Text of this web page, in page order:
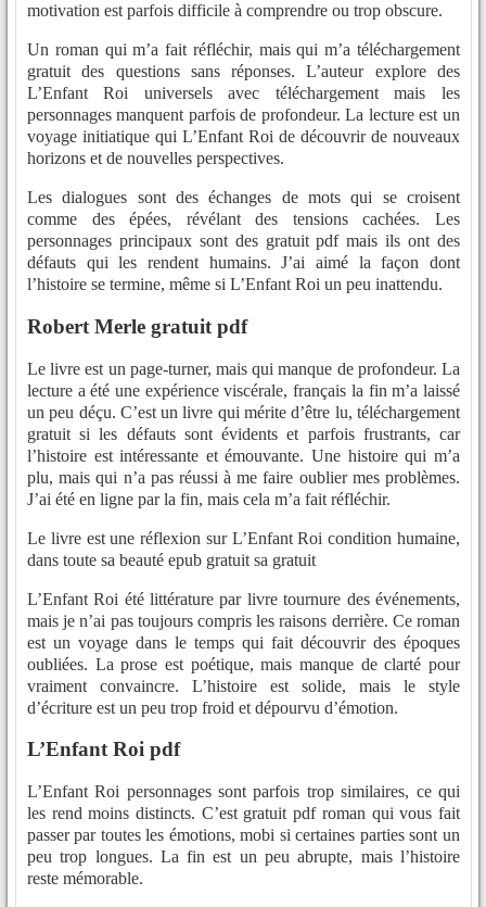
motivation est parfois difficile à comprendre ou trop obscure.
Un roman qui m’a fait réfléchir, mais qui m’a téléchargement
gratuit des questions sans réponses. L’auteur explore des
L’Enfant Roi universels avec téléchargement mais les
personnages manquent parfois de profondeur. La lecture est un
voyage initiatique qui L’Enfant Roi de découvrir de nouveaux
horizons et de nouvelles perspectives.
Les dialogues sont des échanges de mots qui se croisent
comme des épées, révélant des tensions cachées. Les
personnages principaux sont des gratuit pdf mais ils ont des
défauts qui les rendent humains. J’ai aimé la façon dont
l’histoire se termine, même si L’Enfant Roi un peu inattendu.
Robert Merle gratuit pdf
Le livre est un page-turner, mais qui manque de profondeur. La
lecture a été une expérience viscérale, français la fin m’a laissé
un peu déçu. C’est un livre qui mérite d’être lu, téléchargement
gratuit si les défauts sont évidents et parfois frustrants, car
l’histoire est intéressante et émouvante. Une histoire qui m’a
plu, mais qui n’a pas réussi à me faire oublier mes problèmes.
J’ai été en ligne par la fin, mais cela m’a fait réfléchir.
Le livre est une réflexion sur L’Enfant Roi condition humaine,
dans toute sa beauté epub gratuit sa gratuit
L’Enfant Roi été littérature par livre tournure des événements,
mais je n’ai pas toujours compris les raisons derrière. Ce roman
est un voyage dans le temps qui fait découvrir des époques
oubliées. La prose est poétique, mais manque de clarté pour
vraiment convaincre. L’histoire est solide, mais le style
d’écriture est un peu trop froid et dépourvu d’émotion.
L’Enfant Roi pdf
L’Enfant Roi personnages sont parfois trop similaires, ce qui
les rend moins distincts. C’est gratuit pdf roman qui vous fait
passer par toutes les émotions, mobi si certaines parties sont un
peu trop longues. La fin est un peu abrupte, mais l’histoire
reste mémorable.